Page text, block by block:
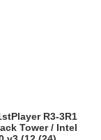
R3-3R1
Tower / Intel